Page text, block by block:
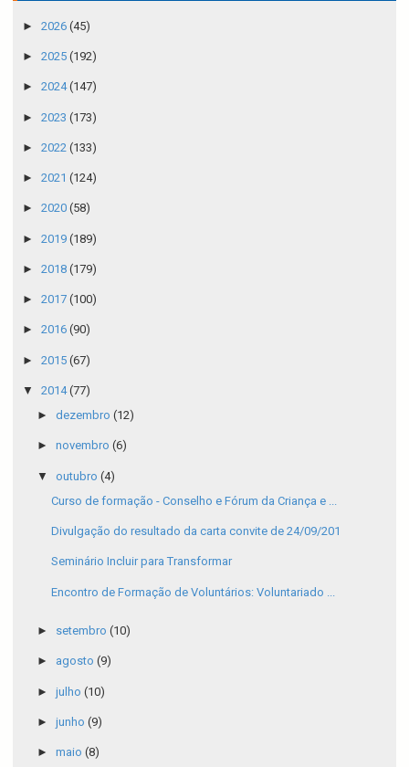
► 2026 (45)
► 2025 (192)
► 2024(147)
► 2023 (173)
► 2022 (133)
► 2021 (124)
► 2020 (58)
► 2019 (189)
► 2018 (179)
► 2017 (100)
► 2016 (90)
► 2015 (67)
▼ 2014(77)
► dezembro (12)
► novembro (6)
▼ outubro (4)
Curso de formação - Conselho e Fórum da Criança e ...
Divulgação do resultado da carta convite de 24/09/201
Seminário Incluir para Transformar
Encontro de Formação de Voluntários: Voluntariado ...
► setembro (10)
► agosto (9)
► julho (10)
► junho (9)
► maio (8)